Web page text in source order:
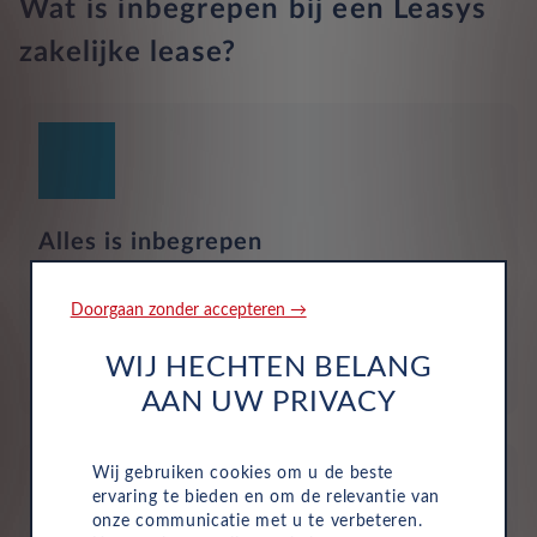
Wat is inbegrepen bij een Leasys
zakelijke lease?
Alles is inbegrepen
en pechhulp zijn allemaal inbegrepen in de vaste
Hierdoor wordt het eenvoudig om de voertuigen van
Doorgaan zonder accepteren →
WIJ HECHTEN BELANG
AAN UW PRIVACY
Wij gebruiken cookies om u de beste
ervaring te bieden en om de relevantie van
onze communicatie met u te verbeteren.